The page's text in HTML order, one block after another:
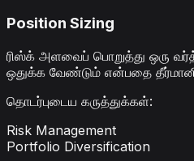
Position Sizing
ரிஸ்க் அளவைப் பொறுத்து ஒரு
ஒதுக்க வேண்டும் என்பதை
தொடர்புடைய கருத்துக்கள்:
Risk Management
Portfolio Diversification